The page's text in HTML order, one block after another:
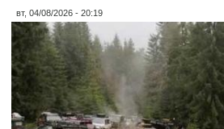
вт, 04/08/2026 - 20:19